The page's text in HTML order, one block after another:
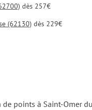
dès 257€
(62130) dès 229€
de points à Saint-Omer